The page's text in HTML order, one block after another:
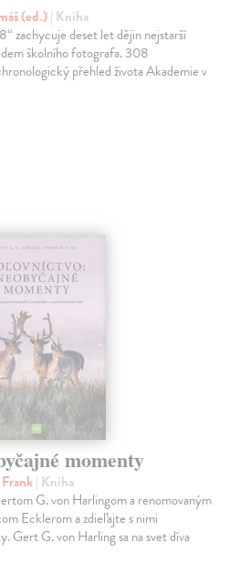
(ed.)| Kniha
zachycuje deset let dějin nejstarší
školního fotografa. 308
přehled života Akademie v
momenty
| Kniha
G. von Harlingom a renomovaným
Ecklerom a zdieľajte s nimi
Gert G. von Harling sa na svet díva